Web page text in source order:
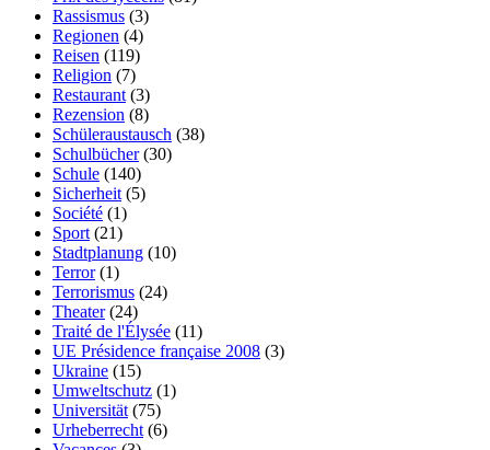
Rassismus (3)
Regionen (4)
Reisen (119)
Religion (7)
Restaurant (3)
Rezension (8)
Schüleraustausch (38)
Schulbücher(30)
Schule (140)
Sicherheit (5)
Société (1)
Sport (21)
Stadtplanung (10)
Terror(1)
Terrorismus (24)
Theater(24)
Traité de l'Élysée (11)
UE Présidence française 2008 (3)
Ukraine (15)
Umweltschutz (1)
Universität (75)
Urheberrecht (6)